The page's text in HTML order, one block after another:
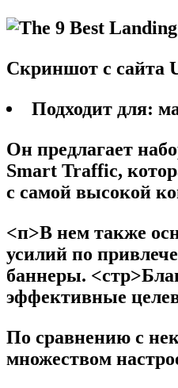
Скриншот с сайта
Подходит для:
Он предлагает
Smart Traffic,
с самой высокой
<п>В нем также
усилий по
баннеры.
эффективные
По сравнению с
множеством